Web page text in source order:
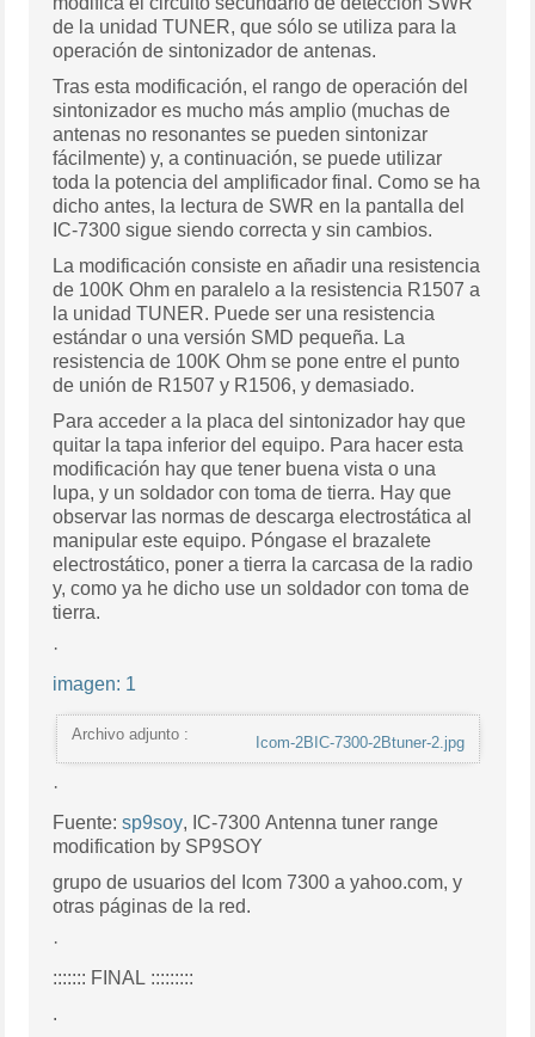
de la unidad TUNER, que sólo se utiliza para la
operación de sintonizador de antenas.
Tras esta modificación, el rango de operación del
sintonizador es mucho más amplio (muchas de
antenas no resonantes se pueden sintonizar
fácilmente) y, a continuación, se puede utilizar
toda la potencia del amplificador final. Como se ha
dicho antes, la lectura de SWR en la pantalla del
IC-7300 sigue siendo correcta y sin cambios.
La modificación consiste en añadir una resistencia
de 100K Ohm en paralelo a la resistencia R1507 a
la unidad TUNER. Puede ser una resistencia
estándar o una versión SMD pequeña. La
resistencia de 100K Ohm se pone entre el punto
de unión de R1507 y R1506, y demasiado.
Para acceder a la placa del sintonizador hay que
quitar la tapa inferior del equipo. Para hacer esta
modificación hay que tener buena vista o una
lupa, y un soldador con toma de tierra. Hay que
observar las normas de descarga electrostática al
manipular este equipo. Póngase el brazalete
electrostático, poner a tierra la carcasa de la radio
y, como ya he dicho use un soldador con toma de
tierra.
·
imagen: 1
Archivo adjunto : Icom-2BIC-7300-2Btuner-2.jpg
·
Fuente:sp9soy, IC-7300 Antenna tuner range
modification by SP9SOY
grupo de usuarios del Icom 7300 a yahoo.com, y
otras páginas de la red.
·
::::::: FINAL :::::::::
.